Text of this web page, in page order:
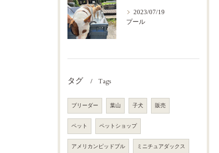
2023/07/19
プール
タグ Tags
ブリーダー 葉山 子犬 販売
ペット ペットショップ
アメリカンピッドブル ミニチュアダックス